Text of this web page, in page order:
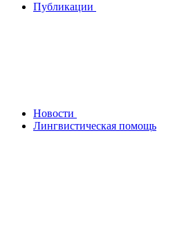
Публикации
Новости
Лингвистическая помощь